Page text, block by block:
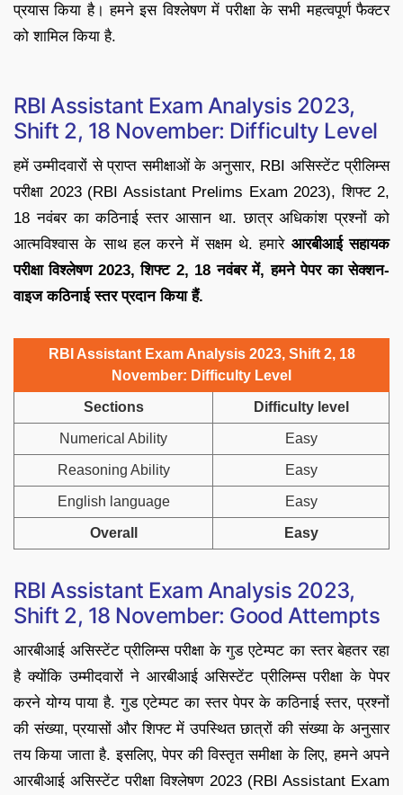
प्रयास किया है। हमने इस विश्लेषण में परीक्षा के सभी महत्वपूर्ण फैक्टर
को शामिल किया है.
RBI Assistant Exam Analysis 2023,
Shift 2, 18 November: Difficulty Level
हमें उम्मीदवारों से प्राप्त समीक्षाओं के अनुसार, RBI असिस्टेंट प्रीलिम्स
परीक्षा 2023 (RBI Assistant Prelims Exam 2023), शिफ्ट 2,
18 नवंबर का कठिनाई स्तर आसान था. छात्र अधिकांश प्रश्नों को
आत्मविश्वास के साथ हल करने में सक्षम थे. हमारे आरबीआई सहायक
परीक्षा विश्लेषण 2023, शिफ्ट 2, 18 नवंबर में, हमने पेपर का सेक्शन-
वाइज कठिनाई स्तर प्रदान किया हैं.
RBI Assistant Exam Analysis 2023, Shift 2, 18
November: Difficulty Level
Sections Difficulty level
Numerical Ability Easy
Reasoning Ability Easy
English language Easy
Overall Easy
RBI Assistant Exam Analysis 2023,
Shift 2, 18 November: Good Attempts
आरबीआई असिस्टेंट प्रीलिम्स परीक्षा के गुड एटेम्पट का स्तर बेहतर रहा
है क्योंकि उम्मीदवारों ने आरबीआई असिस्टेंट प्रीलिम्स परीक्षा के पेपर
करने योग्य पाया है. गुड एटेम्पट का स्तर पेपर के कठिनाई स्तर, प्रश्नों
की संख्या, प्रयासों और शिफ्ट में उपस्थित छात्रों की संख्या के अनुसार
तय किया जाता है. इसलिए, पेपर की विस्तृत समीक्षा के लिए, हमने अपने
आरबीआई असिस्टेंट परीक्षा विश्लेषण 2023 (RBI Assistant Exam